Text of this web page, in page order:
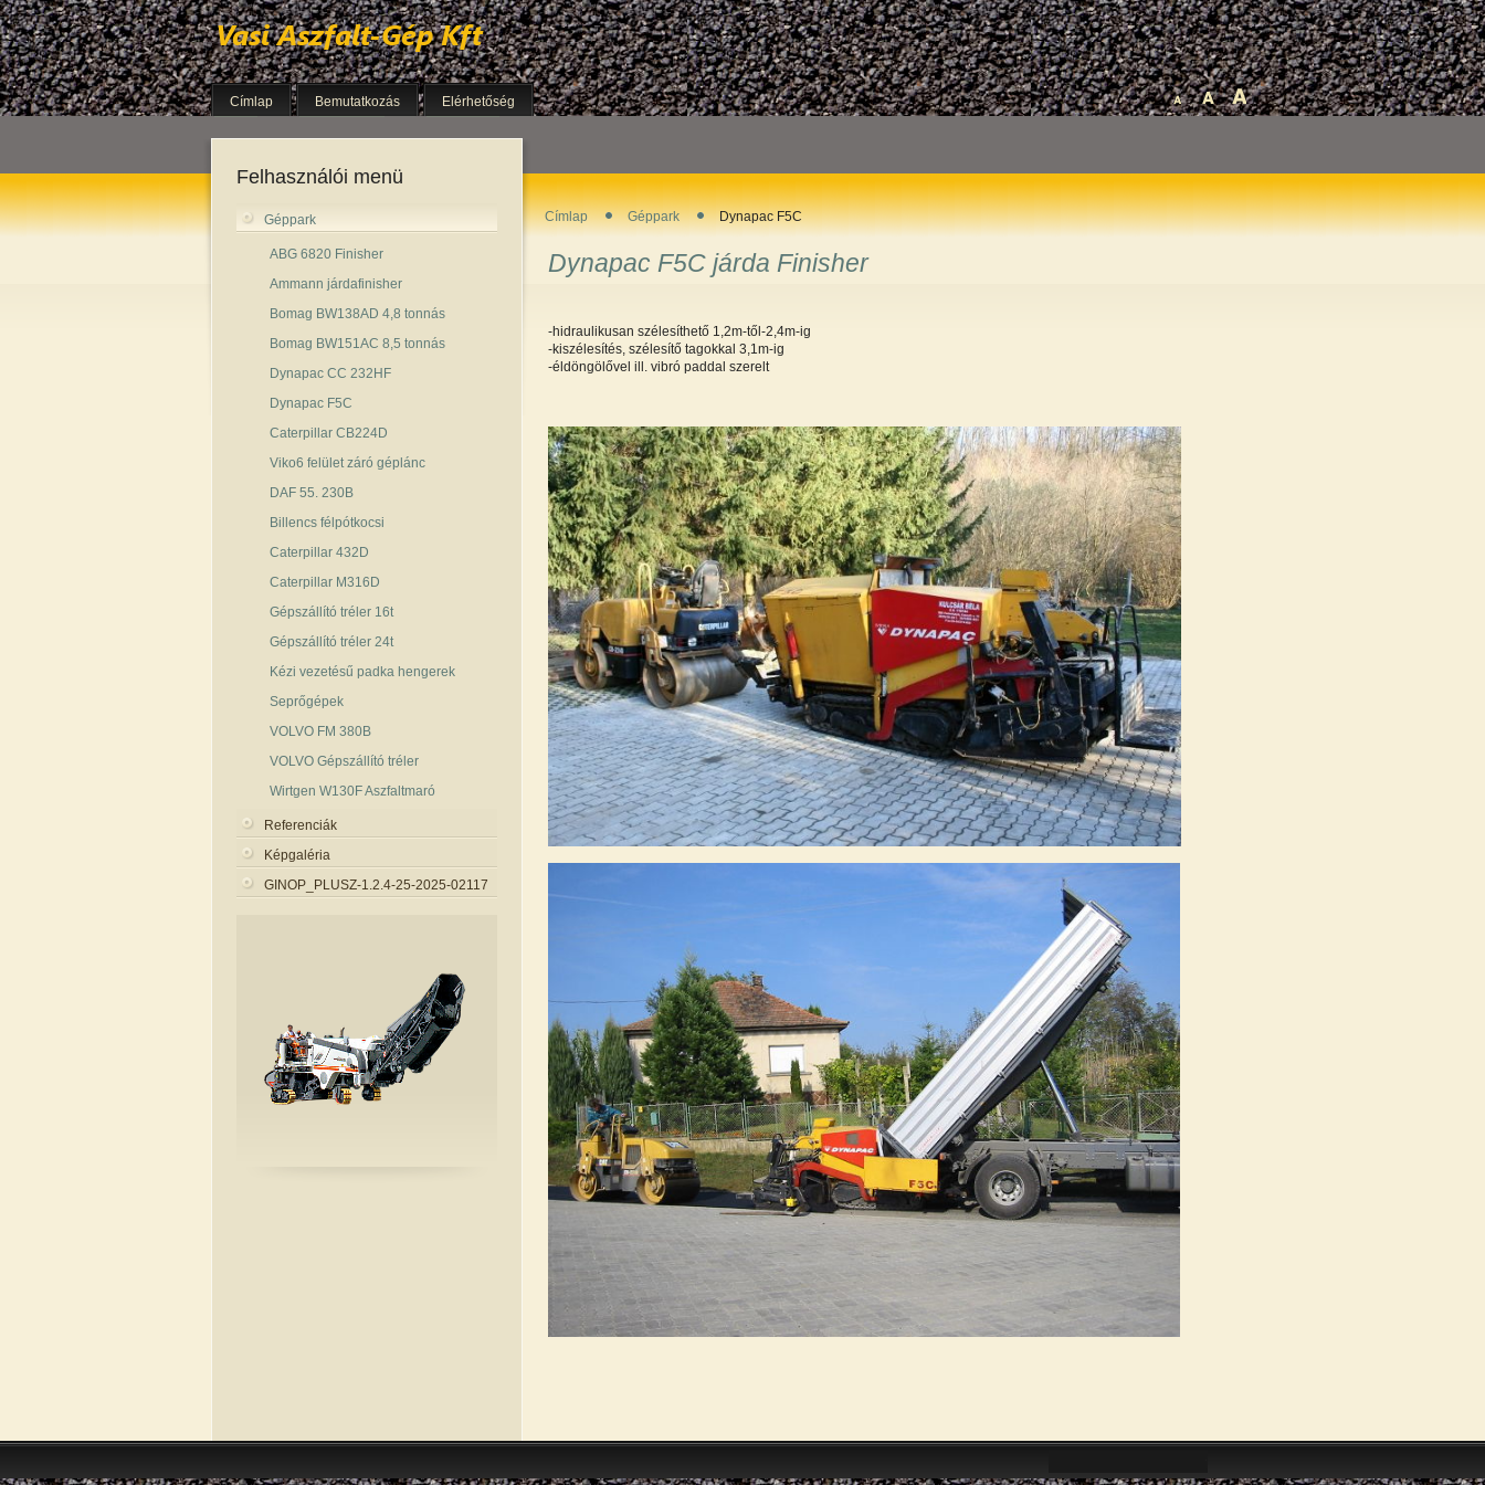
Címlap Bemutatkozás Elérhetőség
Felhasználói menü
Géppark
ABG 6820 Finisher
Ammann járdafinisher
Bomag BW138AD 4,8 tonnás
Bomag BW151AC 8,5 tonnás
Dynapac CC 232HF
Dynapac F5C
Caterpillar CB224D
Viko6 felület záró géplánc
DAF 55. 230B
Billencs félpótkocsi
Caterpillar 432D
Caterpillar M316D
Gépszállító tréler 16t
Gépszállító tréler 24t
Kézi vezetésű padka hengerek
Seprőgépek
VOLVO FM 380B
VOLVO Gépszállító tréler
Wirtgen W130F Aszfaltmaró
Referenciák
Képgaléria
GINOP_PLUSZ-1.2.4-25-2025-02117
Címlap Géppark Dynapac F5C
Dynapac F5C járda Finisher
-hidraulikusan szélesíthető 1,2m-től-2,4m-ig
-kiszélesítés, szélesítő tagokkal 3,1m-ig
-éldöngölővel ill. vibró paddal szerelt